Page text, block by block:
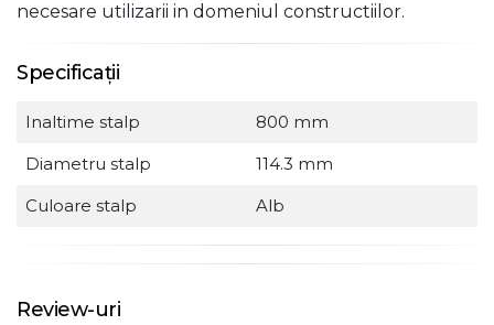
necesare utilizarii in domeniul constructiilor.
Specificații
Inaltime stalp
800 mm
Diametru stalp
114.3 mm
Culoare stalp
Alb
Review-uri